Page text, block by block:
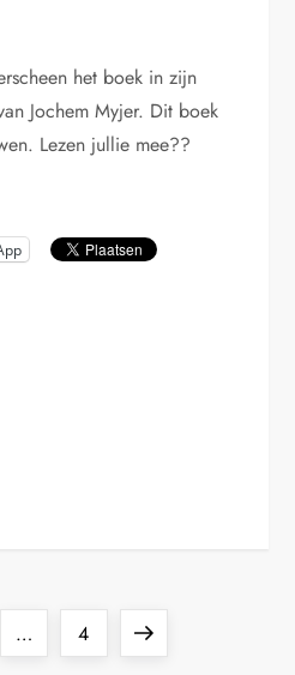
het boek in zijn
Jochem Myjer. Dit boek
Lezen jullie mee??
… Pagina
4
Volgende